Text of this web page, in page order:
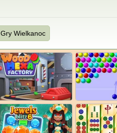
Gry Wielkanoc